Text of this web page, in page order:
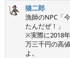
a
猫二郎
漁師のNPC「
たんだぜ！」
※実際に2018
万三千円の高
よ。